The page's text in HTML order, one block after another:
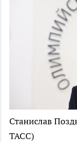
Станислав
ТАСС)